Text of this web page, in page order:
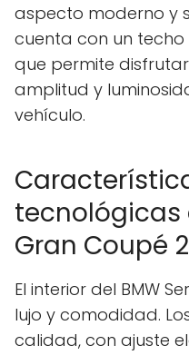
aspecto moderno y
cuenta con un
que permite
amplitud y
vehículo.
tecnológicas
Gran Coupé
El interior del BMW
lujo y comodidad.
calidad, con ajuste